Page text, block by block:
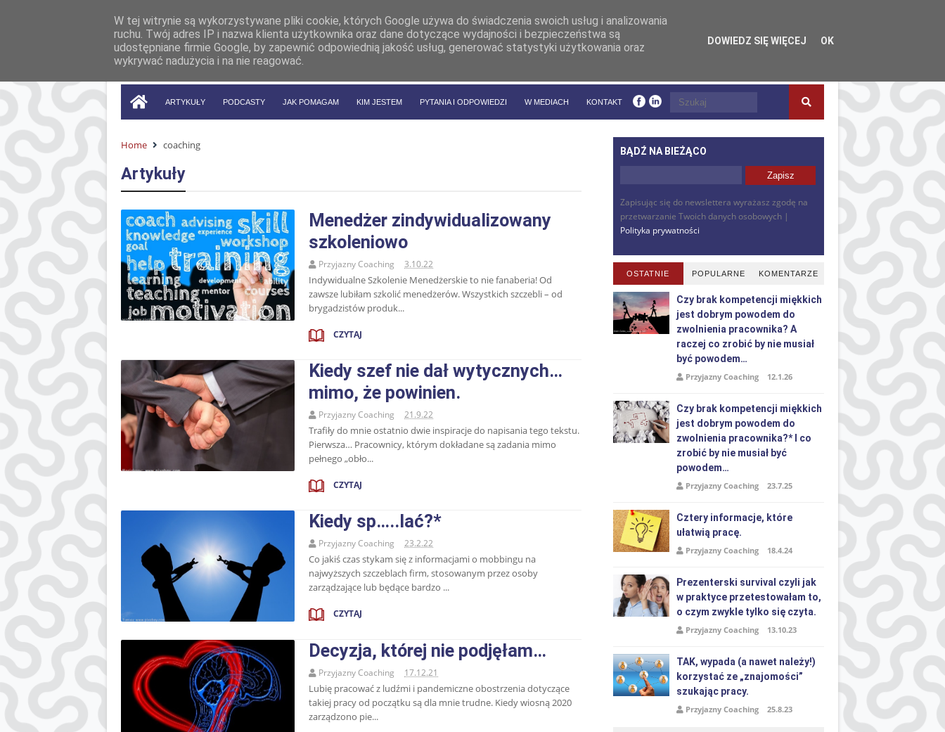
ARTYKUŁY PODCASTY JAK POMAGAM KIM JESTEM PYTANIA I ODPOWIEDZI W MEDIACH KONTAKT
Home coaching
Artykuły
Menedżer zindywidualizowany
szkoleniowo
Przyjazny Coaching 3.10.22
Indywidualne Szkolenie Menedżerskie to nie fanaberia! Od
zawsze lubiłam szkolić menedżerów. Wszystkich szczebli – od
brygadzistów produk...
CZYTAJ
Kiedy szef nie dał wytycznych…
mimo, że powinien.
Przyjazny Coaching 21.9.22
Trafiły do mnie ostatnio dwie inspiracje do napisania tego tekstu.
Pierwsza… Pracownicy, którym dokładane są zadania mimo
pełnego „obło...
CZYTAJ
Kiedy sp…..lać?*
Przyjazny Coaching 23.2.22
Co jakiś czas stykam się z informacjami o mobbingu na
najwyższych szczeblach firm, stosowanym przez osoby
zarządzające lub będące bardzo ...
CZYTAJ
Decyzja, której nie podjęłam…
Przyjazny Coaching 17.12.21
Lubię pracować z ludźmi i pandemiczne obostrzenia dotyczące
takiej pracy od początku są dla mnie trudne. Kiedy wiosną 2020
zarządzono pie...
BĄDŹ NA BIEŻĄCO
Zapisując się do newslettera wyrażasz zgodę na
przetwarzanie Twoich danych osobowych |
Polityka prywatności
OSTATNIE POPULARNE KOMENTARZE
Czy brak kompetencji miękkich
jest dobrym powodem do
zwolnienia pracownika? A
raczej co zrobić by nie musiał
być powodem…
Przyjazny Coaching 12.1.26
Czy brak kompetencji miękkich
jest dobrym powodem do
zwolnienia pracownika?* I co
zrobić by nie musiał być
powodem…
Przyjazny Coaching 23.7.25
Cztery informacje, które
ułatwią pracę.
Przyjazny Coaching 18.4.24
Prezenterski survival czyli jak
w praktyce przetestowałam to,
o czym zwykle tylko się czyta.
Przyjazny Coaching 13.10.23
TAK, wypada (a nawet należy!)
korzystać ze „znajomości”
szukając pracy.
Przyjazny Coaching 25.8.23
W tej witrynie są wykorzystywane pliki cookie, których Google używa do świadczenia swoich usług i analizowania
ruchu. Twój adres IP i nazwa klienta użytkownika oraz dane dotyczące wydajności i bezpieczeństwa są
udostępniane firmie Google, by zapewnić odpowiednią jakość usług, generować statystyki użytkowania oraz
wykrywać nadużycia i na nie reagować.
DOWIEDZ SIĘ WIĘCEJ OK